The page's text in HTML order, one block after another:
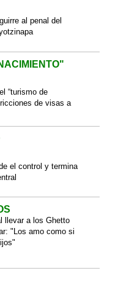
al penal del
“turismo de
de visas a
el control y termina
llevar a los Ghetto
"Los amo como si